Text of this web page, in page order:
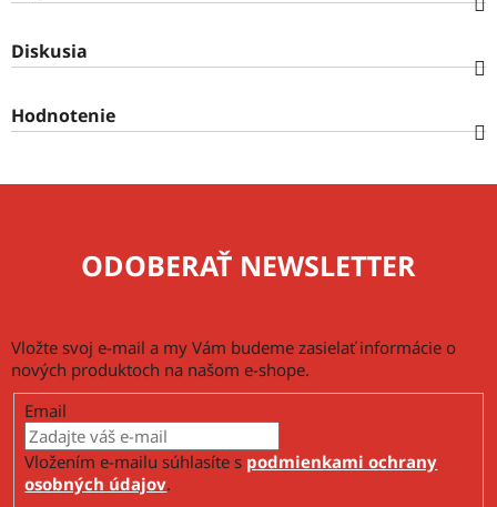
Diskusia
Hodnotenie
ODOBERAŤ NEWSLETTER
Vložte svoj e-mail a my Vám budeme zasielať informácie o
nových produktoch na našom e-shope.
Email
Vložením e-mailu súhlasíte s podmienkami ochrany
osobných údajov.